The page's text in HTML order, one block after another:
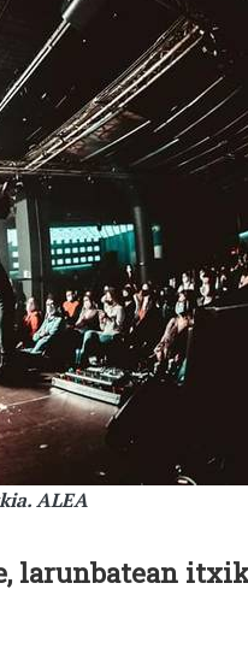
ALEA
larunbatean